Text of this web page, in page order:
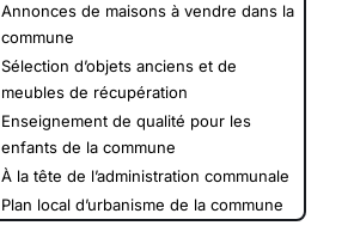
Annonces de maisons à vendre dans la
commune
Sélection d’objets anciens et de
meubles de récupération
Enseignement de qualité pour les
enfants de la commune
À la tête de l’administration communale
Plan local d’urbanisme de la commune